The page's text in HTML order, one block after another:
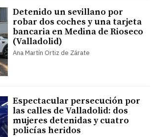
Detenido un sevillano por
robar dos coches y una tarjeta
bancaria en Medina de Rioseco
(Valladolid)
Ana Martín Ortiz de Zárate
Espectacular persecución por
las calles de Valladolid: dos
mujeres detenidas y cuatro
policías heridos